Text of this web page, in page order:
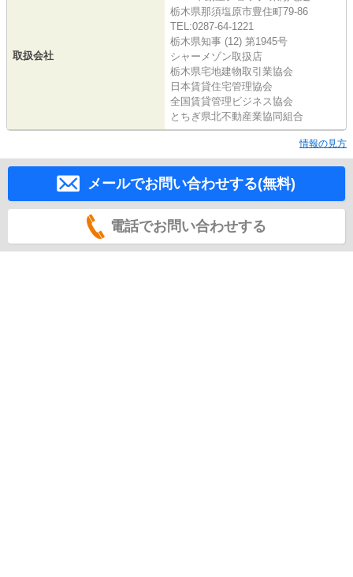
取扱会社
栃木県那須塩原市豊住町79-86
TEL:0287-64-1221
栃木県知事 (12) 第1945号
シャーメゾン取扱店
栃木県宅地建物取引業協会
日本賃貸住宅管理協会
全国賃貸管理ビジネス協会
とちぎ県北不動産業協同組合
情報の見方
メールでお問い合わせする(無料)
電話でお問い合わせする